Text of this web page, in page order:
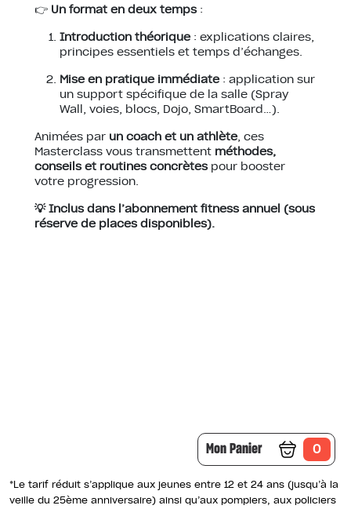
Mon Panier 0
👉 Un format en deux temps:
Introduction théorique: explications claires,
principes essentiels et temps d’échanges.
Mise en pratique immédiate: application sur
un support spécifique de la salle (Spray
Wall, voies, blocs, Dojo, SmartBoard…).
Animées par un coach et un athlète, ces
Masterclass vous transmettent méthodes,
conseils et routines concrètespour booster
votre progression.
💡 Inclus dans l’abonnement fitness annuel (sous
réserve de places disponibles).
*Le tarif réduit s’applique aux jeunes entre 12 et 24 ans (jusqu’à la
veille du 25ème anniversaire) ainsi qu’aux pompiers, aux policiers